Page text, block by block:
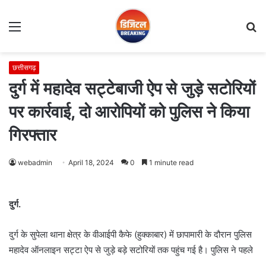
Menu
छत्तीसगढ़
दुर्ग में महादेव सट्टेबाजी ऐप से जुड़े सटोरियों
पर कार्रवाई, दो आरोपियों को पुलिस ने किया
गिरफ्तार
webadmin April 18, 2024 0 1 minute read
दुर्ग.
दुर्ग के सुपेला थाना क्षेत्र के वीआईपी कैफे (हुक्काबार) में छापामारी के दौरान पुलिस
महादेव ऑनलाइन सट्टा ऐप से जुड़े बड़े सटोरियों तक पहुंच गई है। पुलिस ने पहले